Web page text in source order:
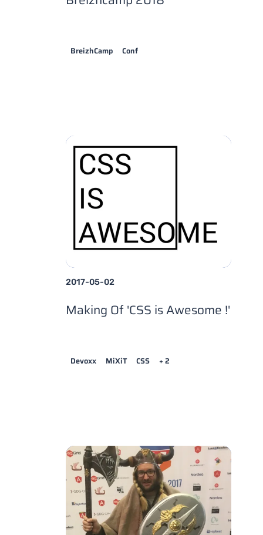
BreizhCamp Conf
2017-05-02
Making Of 'CSS is Awesome !'
Devoxx MiXiT CSS + 2